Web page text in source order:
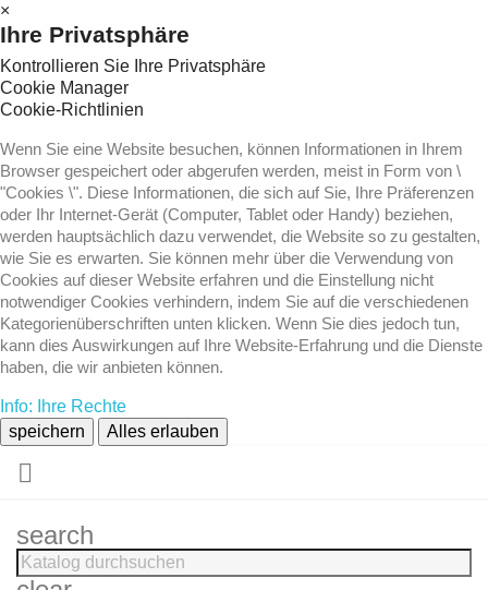
×
Ihre Privatsphäre
Kontrollieren Sie Ihre Privatsphäre
Cookie Manager
Cookie-Richtlinien
Wenn Sie eine Website besuchen, können Informationen in Ihrem
Browser gespeichert oder abgerufen werden, meist in Form von \
"Cookies \". Diese Informationen, die sich auf Sie, Ihre Präferenzen
oder Ihr Internet-Gerät (Computer, Tablet oder Handy) beziehen,
werden hauptsächlich dazu verwendet, die Website so zu gestalten,
wie Sie es erwarten. Sie können mehr über die Verwendung von
Cookies auf dieser Website erfahren und die Einstellung nicht
notwendiger Cookies verhindern, indem Sie auf die verschiedenen
Kategorienüberschriften unten klicken. Wenn Sie dies jedoch tun,
kann dies Auswirkungen auf Ihre Website-Erfahrung und die Dienste
haben, die wir anbieten können.
Info: Ihre Rechte
speichern
Alles erlauben

search